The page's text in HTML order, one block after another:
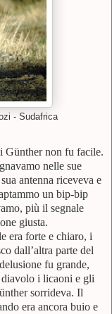
- Sudafrica
Günther non fu facile.
nelle sue
antenna riceveva e
un bip-bip
più il segnale
giusta.
era forte e chiaro, i
dall’altra parte del
fu grande,
i licaoni e gli
sorrideva. Il
era ancora buio e